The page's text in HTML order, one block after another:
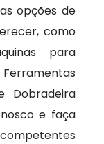
opções de
como
para
Dobradeira
e faça